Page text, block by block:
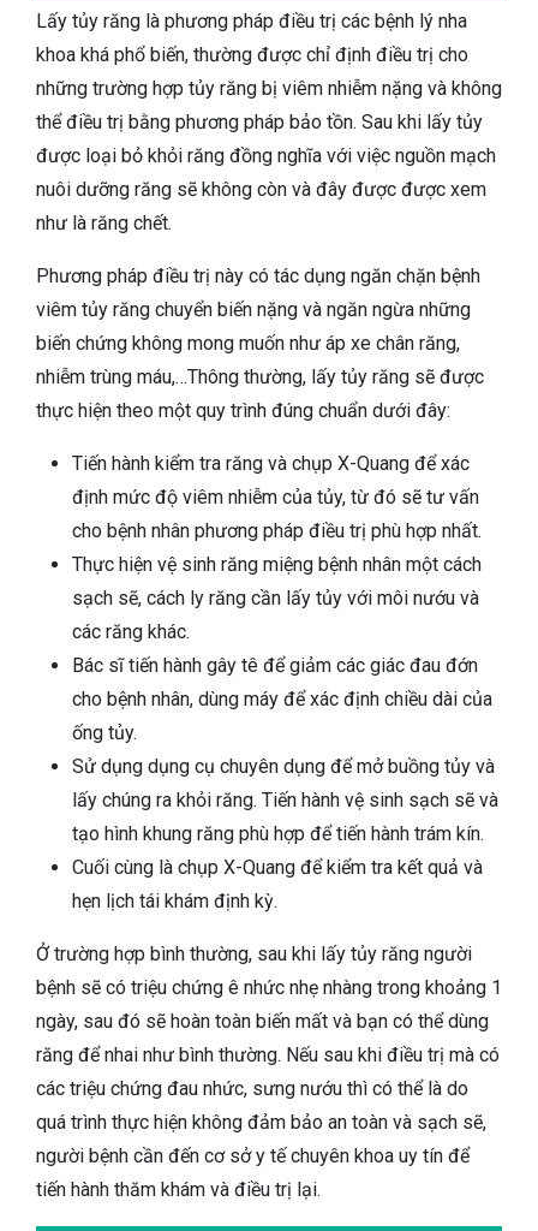
Lấy tủy răng là phương pháp điều trị các bệnh lý nha
khoa khá phổ biến, thường được chỉ định điều trị cho
những trường hợp tủy răng bị viêm nhiễm nặng và không
thể điều trị bằng phương pháp bảo tồn. Sau khi lấy tủy
được loại bỏ khỏi răng đồng nghĩa với việc nguồn mạch
nuôi dưỡng răng sẽ không còn và đây được được xem
như là răng chết.
Phương pháp điều trị này có tác dụng ngăn chặn bệnh
viêm tủy răng chuyển biến nặng và ngăn ngừa những
biến chứng không mong muốn như áp xe chân răng,
nhiễm trùng máu,…Thông thường, lấy tủy răng sẽ được
thực hiện theo một quy trình đúng chuẩn dưới đây:
Tiến hành kiểm tra răng và chụp X-Quang để xác
định mức độ viêm nhiễm của tủy, từ đó sẽ tư vấn
cho bệnh nhân phương pháp điều trị phù hợp nhất.
Thực hiện vệ sinh răng miệng bệnh nhân một cách
sạch sẽ, cách ly răng cần lấy tủy với môi nướu và
các răng khác.
Bác sĩ tiến hành gây tê để giảm các giác đau đớn
cho bệnh nhân, dùng máy để xác định chiều dài của
ống tủy.
Sử dụng dụng cụ chuyên dụng để mở buồng tủy và
lấy chúng ra khỏi răng. Tiến hành vệ sinh sạch sẽ và
tạo hình khung răng phù hợp để tiến hành trám kín.
Cuối cùng là chụp X-Quang để kiểm tra kết quả và
hẹn lịch tái khám định kỳ.
Ở trường hợp bình thường, sau khi lấy tủy răng người
bệnh sẽ có triệu chứng ê nhức nhẹ nhàng trong khoảng 1
ngày, sau đó sẽ hoàn toàn biến mất và bạn có thể dùng
răng để nhai như bình thường. Nếu sau khi điều trị mà có
các triệu chứng đau nhức, sưng nướu thì có thể là do
quá trình thực hiện không đảm bảo an toàn và sạch sẽ,
người bệnh cần đến cơ sở y tế chuyên khoa uy tín để
tiến hành thăm khám và điều trị lại.